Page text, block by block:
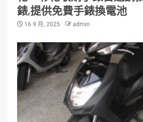
錶,提供免費手錶換電池
16 9 月, 2025 admin